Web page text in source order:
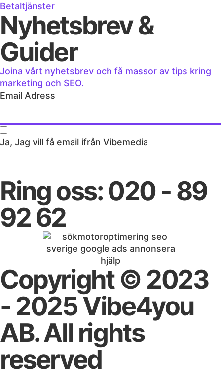
Betaltjänster
Nyhetsbrev &
Guider
Joina vårt nyhetsbrev och få massor av tips kring
marketing och SEO.
Email Adress
Ja, Jag vill få email ifrån Vibemedia
Ring oss: 020 - 89
92 62
Copyright © 2023
- 2025 Vibe4you
AB. All rights
reserved